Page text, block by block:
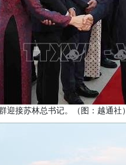
迎接苏林总书记。（图：越通社）